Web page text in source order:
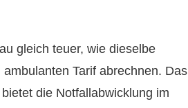
gleich teuer, wie dieselbe
Tarif abrechnen. Das
die Notfallabwicklung im